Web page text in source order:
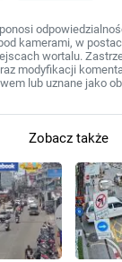
kamerami, w
wortalu.
modyfikacji
lub uznane jako
Zobacz także